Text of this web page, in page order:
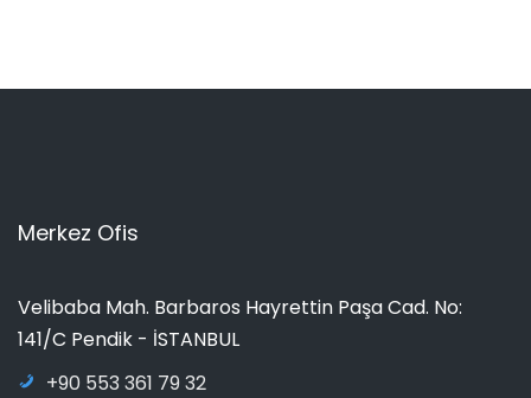
Merkez Ofis
Velibaba Mah. Barbaros Hayrettin Paşa Cad. No:
141/C Pendik - İSTANBUL
+90 553 361 79 32